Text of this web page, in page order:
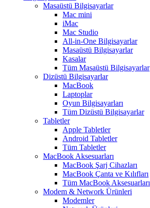
Masaüstü Bilgisayarlar
Mac mini
iMac
Mac Studio
All-in-One Bilgisayarlar
Masaüstü Bilgisayarlar
Kasalar
Tüm Masaüstü Bilgisayarlar
Dizüstü Bilgisayarlar
MacBook
Laptoplar
Oyun Bilgisayarları
Tüm Dizüstü Bilgisayarlar
Tabletler
Apple Tabletler
Android Tabletler
Tüm Tabletler
MacBook Aksesuarları
MacBook Şarj Cihazları
MacBook Çanta ve Kılıfları
Tüm MacBook Aksesuarları
Modem & Network Ürünleri
Modemler